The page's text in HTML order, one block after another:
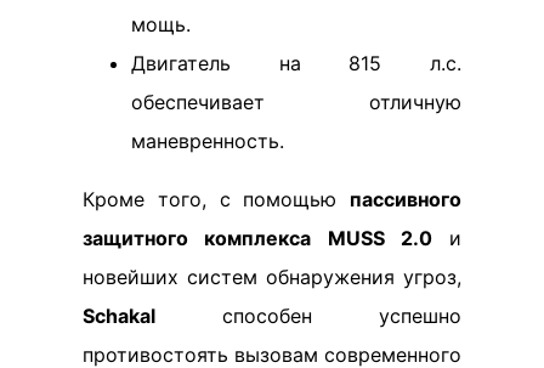
мощь.
Двигатель на 815 л.с.
обеспечивает отличную
маневренность.
Кроме того, с помощью пассивного
защитного комплекса MUSS 2.0и
новейших систем обнаружения угроз,
Schakal способен успешно
противостоять вызовам современного